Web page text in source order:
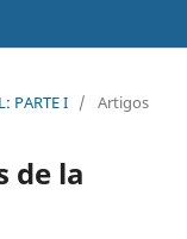
PARTE I / Artigos
de la